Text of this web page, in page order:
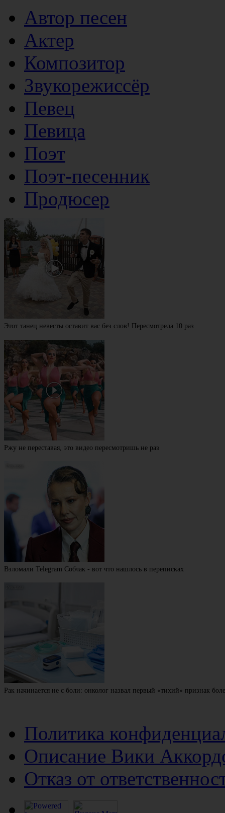
Автор песен
Актер
Композитор
Звукорежиссёр
Певец
Певица
Поэт
Поэт-песенник
Продюсер
Этот танец невесты оставит вас без слов! Пересмотрела 10 раз
Ржу не переставая, это видео пересмотришь не раз
Взломали Telegram Собчак - вот что нашлось в переписках
Рак начинается не с боли: онколог назвал первый «тихий» признак
Политика
Описание Вики
Отказ от